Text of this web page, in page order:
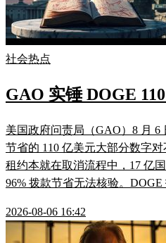
社会热点
GAO 实锤 DOGE
美国政府问责局（GAO）8 月 6
节省的 110 亿美元大部分数字
租约本就在取消流程中，17 亿
96% 拨款节省无法核验。DOGE
2026-08-06 16:42